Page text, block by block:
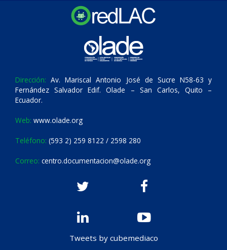
Dirección: Av. Mariscal Antonio José de Sucre N58-63 y
Fernández Salvador Edif. Olade – San Carlos, Quito –
Ecuador.
Web: www.olade.org
Teléfono: (593 2) 259 8122 / 2598 280
Correo: centro.documentacion@olade.org
Tweets by cubemediaco